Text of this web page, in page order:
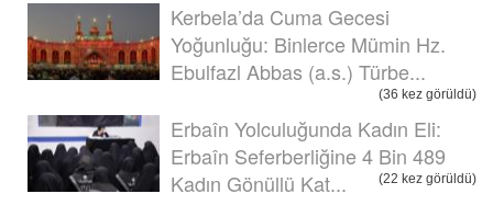
Kerbela’da Cuma Gecesi
Yoğunluğu: Binlerce Mümin Hz.
Ebulfazl Abbas (a.s.) Türbe...
(36 kez görüldü)
Erbaîn Yolculuğunda Kadın Eli:
Erbaîn Seferberliğine 4 Bin 489
Kadın Gönüllü Kat...
(22 kez görüldü)